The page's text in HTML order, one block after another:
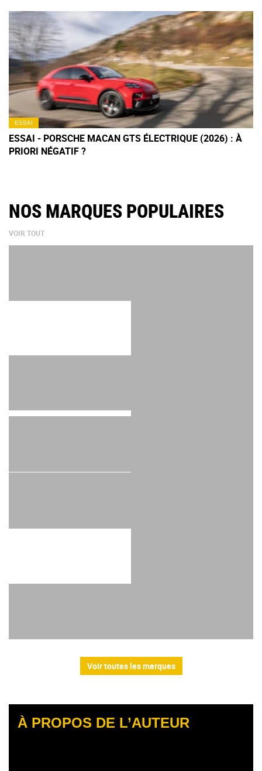
ESSAI
ESSAI - PORSCHE MACAN GTS ÉLECTRIQUE (2026) : À
PRIORI NÉGATIF ?
NOS MARQUES POPULAIRES
VOIR TOUT
Voir toutes les marques
À PROPOS DE L’AUTEUR